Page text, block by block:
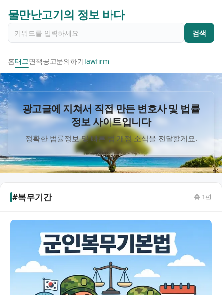
물만난고기의 정보 바다
검색
홈태그면책공고문의하기lawfirm
광고글에 지쳐서 직접 만든 변호사 및 법률
정보 사이트입니다
정확한 법률정보 및 빠른 법 개정 소식을 전달할게요.
#복무기간 총 1편